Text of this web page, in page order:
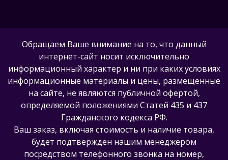
Обращаем Ваше внимание на то, что данный
интернет-сайт носит исключительно
информационный характер и ни при каких условиях
информационные материалы и цены, размещенные
на сайте, не являются публичной офертой,
определяемой положениями Статей 435 и 437
Гражданского кодекса РФ.
Ваш заказ, включая стоимость и наличие товара,
будет подтвержден нашим менеджером
посредством телефонного звонка на номер,